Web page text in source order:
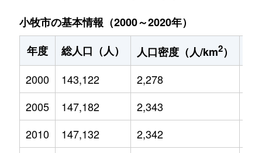
小牧市の基本情報（2000～2020年）
年度
総人口（人） 人口密度（人/km2）
2000
143,122 2,278
2005
147,182 2,343
2010
147,132 2,342